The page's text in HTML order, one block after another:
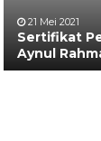
21 Mei 2021
Sertifikat
Aynul